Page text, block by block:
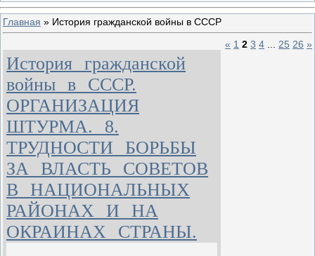
Главная » История гражданской войны в СССР
« 1 2 3 4 25 26 »
История гражданской
войны в СССР.
ОРГАНИЗАЦИЯ
ШТУРМА. 8.
ТРУДНОСТИ БОРЬБЫ
ЗА ВЛАСТЬ СОВЕТОВ
В НАЦИОНАЛЬНЫХ
РАЙОНАХ И НА
ОКРАИНАХ СТРАНЫ.